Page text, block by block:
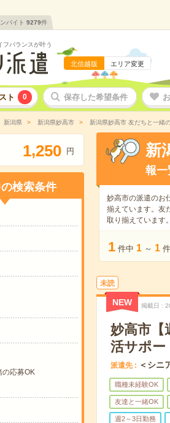
バイト 9279件
フバランスが叶う
北信越版 エリア変更
ト 0 保存した希望条件
新潟県 新潟県妙高市 新潟県妙高市 友だちと一緒
1,250 円
検索条件
の応募OK
新
報一
妙高市の派遣のお
揃えています。友
取り揃えています。
1 件中 1 ～ 1
未読
NEW 掲載日
妙高市【
活サポー
派遣先 ＜シニ
職種未経験OK
友達と一緒OK
週2～3日勤務